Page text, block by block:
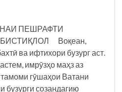
ПЕШРАФТИ
Воқеан,
ва ифтихори бузург аст.
имрӯзҳо маҳз аз
гӯшаҳои Ватани
бузурги созандагию